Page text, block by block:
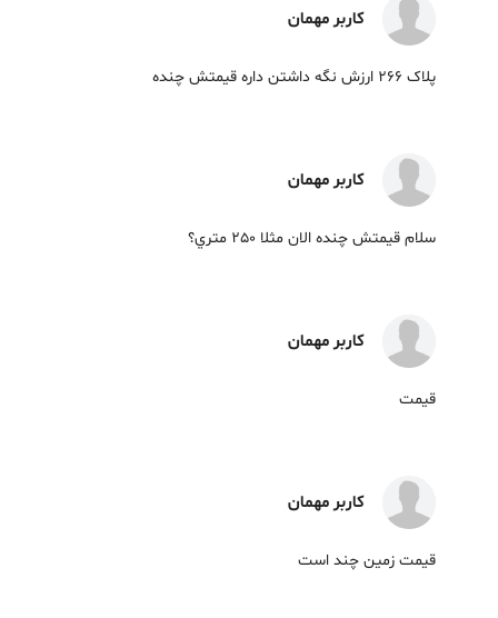
کاربر مهمان
پلاک 266 ارزش نگه داشتن داره قیمتش چنده
کاربر مهمان
سلام قيمتش چنده الان مثلا ٢٥٠ متري؟
کاربر مهمان
قیمت
کاربر مهمان
قیمت زمین چند است